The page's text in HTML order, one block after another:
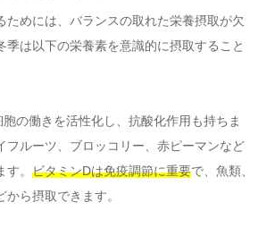
ためには、バランスの取れた栄養摂取が欠
季は以下の栄養素を意識的に摂取すること
の働きを活性化し、抗酸化作用も持ちま
フルーツ、ブロッコリー、赤ピーマンなど
。 ビタミンDは免疫調節に重要で、魚類、
ら摂取できます。